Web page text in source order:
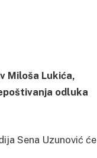
Miloša Lukića,
odluka
Sena Uzunović će